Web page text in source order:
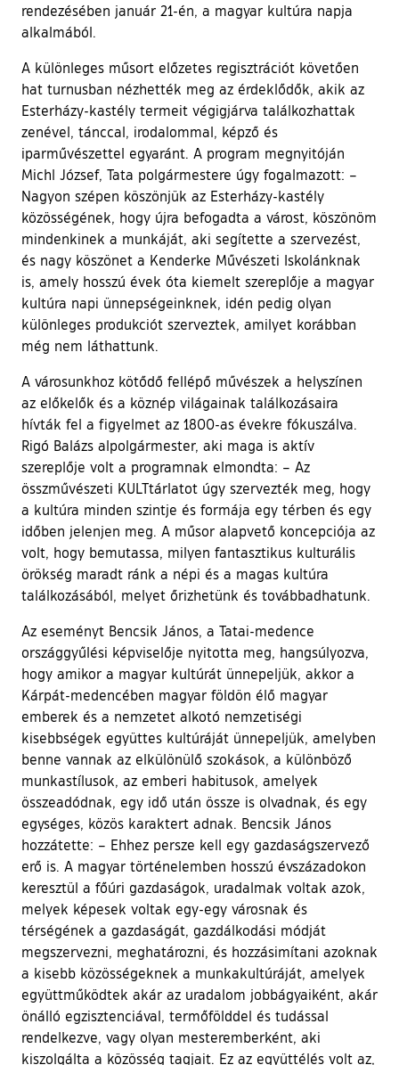
rendezésében január 21-én, a magyar kultúra napja
alkalmából.
A különleges műsort előzetes regisztrációt követően
hat turnusban nézhették meg az érdeklődők, akik az
Esterházy-kastély termeit végigjárva találkozhattak
zenével, tánccal, irodalommal, képző és
iparművészettel egyaránt. A program megnyitóján
Michl József, Tata polgármestere úgy fogalmazott: –
Nagyon szépen köszönjük az Esterházy-kastély
közösségének, hogy újra befogadta a várost, köszönöm
mindenkinek a munkáját, aki segítette a szervezést,
és nagy köszönet a Kenderke Művészeti Iskolánknak
is, amely hosszú évek óta kiemelt szereplője a magyar
kultúra napi ünnepségeinknek, idén pedig olyan
különleges produkciót szerveztek, amilyet korábban
még nem láthattunk.
A városunkhoz kötődő fellépő művészek a helyszínen
az előkelők és a köznép világainak találkozásaira
hívták fel a figyelmet az 1800-as évekre fókuszálva.
Rigó Balázs alpolgármester, aki maga is aktív
szereplője volt a programnak elmondta: – Az
összművészeti KULTtárlatot úgy szervezték meg, hogy
a kultúra minden szintje és formája egy térben és egy
időben jelenjen meg. A műsor alapvető koncepciója az
volt, hogy bemutassa, milyen fantasztikus kulturális
örökség maradt ránk a népi és a magas kultúra
találkozásából, melyet őrizhetünk és továbbadhatunk.
Az eseményt Bencsik János, a Tatai-medence
országgyűlési képviselője nyitotta meg, hangsúlyozva,
hogy amikor a magyar kultúrát ünnepeljük, akkor a
Kárpát-medencében magyar földön élő magyar
emberek és a nemzetet alkotó nemzetiségi
kisebbségek együttes kultúráját ünnepeljük, amelyben
benne vannak az elkülönülő szokások, a különböző
munkastílusok, az emberi habitusok, amelyek
összeadódnak, egy idő után össze is olvadnak, és egy
egységes, közös karaktert adnak. Bencsik János
hozzátette: – Ehhez persze kell egy gazdaságszervező
erő is. A magyar történelemben hosszú évszázadokon
keresztül a főúri gazdaságok, uradalmak voltak azok,
melyek képesek voltak egy-egy városnak és
térségének a gazdaságát, gazdálkodási módját
megszervezni, meghatározni, és hozzásimítani azoknak
a kisebb közösségeknek a munkakultúráját, amelyek
együttműködtek akár az uradalom jobbágyaiként, akár
önálló egzisztenciával, termőfölddel és tudással
rendelkezve, vagy olyan mesteremberként, aki
kiszolgálta a közösség tagjait. Ez az együttélés volt az,